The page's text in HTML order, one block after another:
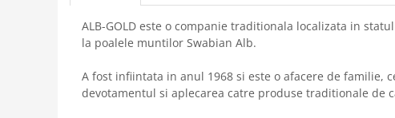
ALB-GOLD este o companie traditionala localizata in
la poalele muntilor Swabian Alb.
A fost infiintata in anul 1968 si este o afacere de familie,
devotamentul si aplecarea catre produse traditionale de